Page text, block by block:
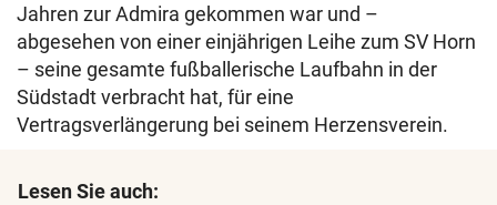
Jahren zur Admira gekommen war und –
abgesehen von einer einjährigen Leihe zum SV Horn
– seine gesamte fußballerische Laufbahn in der
Südstadt verbracht hat, für eine
Vertragsverlängerung bei seinem Herzensverein.
Lesen Sie auch: